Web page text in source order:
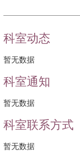
术良好的排便功能疗
瘤辅助治疗规范的制
中心前瞻性研究。研
其?伊斯坦布尔）、第
罗）、43届美国肿瘤
7.常规开展结直肠癌
8.常规开展外科危重
支持。
科室动态
暂无数据
科室通知
暂无数据
科室联系方式
暂无数据